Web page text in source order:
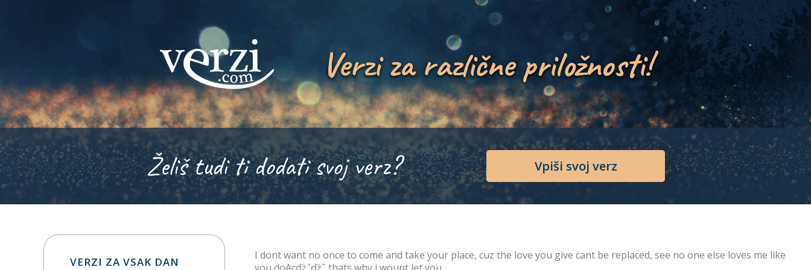
Verzi za različne priložnosti!
Želiš tudi ti dodati svoj verz? Vpiši svoj verz
I dont want no once to come and take your place, cuz the love you give cant be replaced, see no one else loves me like
VERZI ZA VSAK DAN